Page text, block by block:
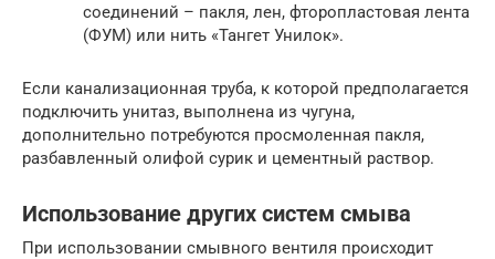
соединений – пакля, лен, фторопластовая лента
(ФУМ) или нить «Тангет Унилок».
Если канализационная труба, к которой предполагается
подключить унитаз, выполнена из чугуна,
дополнительно потребуются просмоленная пакля,
разбавленный олифой сурик и цементный раствор.
Использование других систем смыва
При использовании смывного вентиля происходит